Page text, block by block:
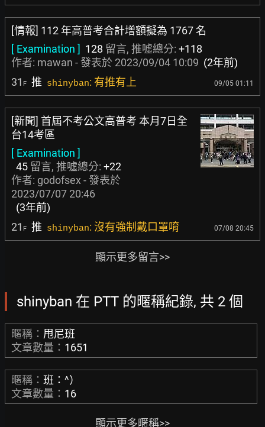
[情報] 112 年高普考合計增額擬為 1767 名
[ Examination ] 128 留言, 推噓總分: +118
作者: mawan - 發表於 2023/09/04 10:09 (2年前)
31 F 推 shinyban: 有推有上 09/05 01:11
[新聞] 首屆不考公文高普考 本月7日全
台14考區
[ Examination ]
45 留言, 推噓總分: +22
作者: godofsex - 發表於
2023/07/07 20:46
(3年前)
21 F 推 shinyban: 沒有強制戴口罩唷 07/08 20:45
顯示更多留言>>
shinyban 在 PTT 的暱稱紀錄, 共 2 個
暱稱： 甩尼班
文章數量： 1651
暱稱： 班：^）
文章數量： 16
顯示更多暱稱>>